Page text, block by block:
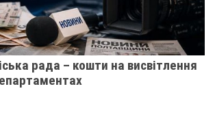
рада – кошти на висвітлення